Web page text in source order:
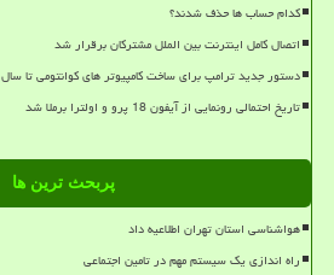
کدام حساب ها حذف شدند؟
اتصال کامل اینترنت بین الملل مشترکان برقرار شد
دستور جدید ترامپ برای ساخت کامپیوتر های کوانتومی تا سال 2028
تاریخ احتمالی رونمایی از آیفون 18 پرو و اولترا برملا شد
پربحث ترین ها
هواشناسی استان تهران اطلاعیه داد
راه اندازی یک سیستم مهم در تامین اجتماعی